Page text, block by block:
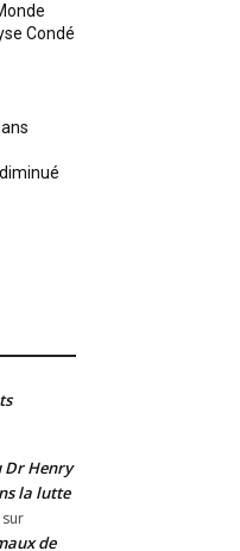
Condé
Dr Henry
la lutte
sur
de